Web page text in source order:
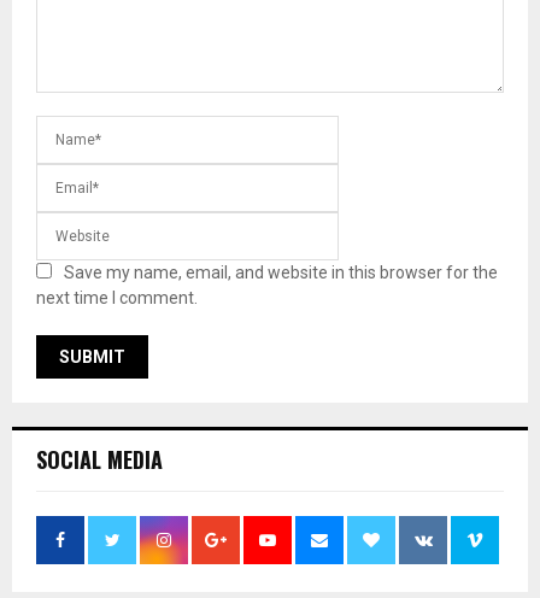
Save my name, email, and website in this browser for the
next time I comment.
SOCIAL MEDIA